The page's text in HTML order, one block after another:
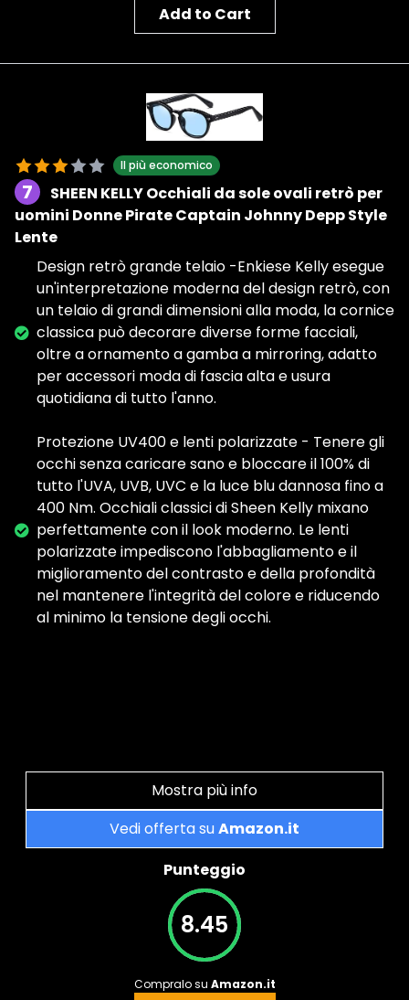
Add to Cart
Il più economico
7
SHEEN KELLY Occhiali da sole ovali retrò per
uomini Donne Pirate Captain Johnny Depp Style
Lente
Design retrò grande telaio -Enkiese Kelly esegue
un'interpretazione moderna del design retrò, con
un telaio di grandi dimensioni alla moda, la cornice
classica può decorare diverse forme facciali,
oltre a ornamento a gamba a mirroring, adatto
per accessori moda di fascia alta e usura
quotidiana di tutto l'anno.
Protezione UV400 e lenti polarizzate - Tenere gli
occhi senza caricare sano e bloccare il 100% di
tutto l'UVA, UVB, UVC e la luce blu dannosa fino a
400 Nm. Occhiali classici di Sheen Kelly mixano
perfettamente con il look moderno. Le lenti
polarizzate impediscono l'abbagliamento e il
miglioramento del contrasto e della profondità
nel mantenere l'integrità del colore e riducendo
al minimo la tensione degli occhi.
Mostra più info
Vedi offerta suAmazon.it
Punteggio
8.45
Compralo su Amazon.it